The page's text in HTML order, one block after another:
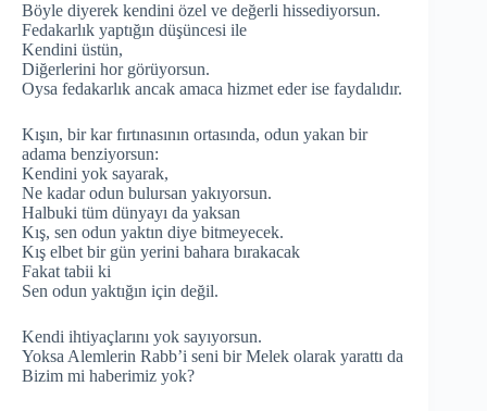
Böyle diyerek kendini özel ve değerli hissediyorsun.
Fedakarlık yaptığın düşüncesi ile
Kendini üstün,
Diğerlerini hor görüyorsun.
Oysa fedakarlık ancak amaca hizmet eder ise faydalıdır.
Kışın, bir kar fırtınasının ortasında, odun yakan bir
adama benziyorsun:
Kendini yok sayarak,
Ne kadar odun bulursan yakıyorsun.
Halbuki tüm dünyayı da yaksan
Kış, sen odun yaktın diye bitmeyecek.
Kış elbet bir gün yerini bahara bırakacak
Fakat tabii ki
Sen odun yaktığın için değil.
Kendi ihtiyaçlarını yok sayıyorsun.
Yoksa Alemlerin Rabb’i seni bir Melek olarak yarattı da
Bizim mi haberimiz yok?